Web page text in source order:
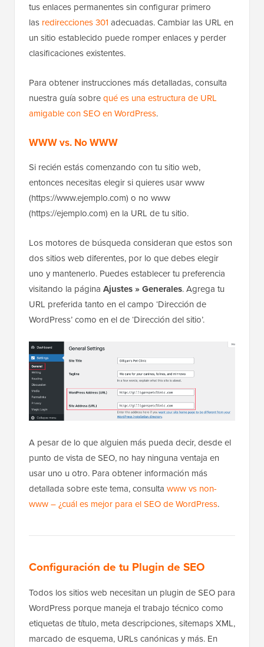
tus enlaces permanentes sin configurar primero
las redirecciones 301 adecuadas. Cambiar las URL en
un sitio establecido puede romper enlaces y perder
clasificaciones existentes.
Para obtener instrucciones más detalladas, consulta
nuestra guía sobrequé es una estructura de URL
amigable con SEO en WordPress.
WWW vs. No WWW
Si recién estás comenzando con tu sitio web,
entonces necesitas elegir si quieres usar www
(https://www.ejemplo.com) o no www
(https://ejemplo.com) en la URL de tu sitio.
Los motores de búsqueda consideran que estos son
dos sitios web diferentes, por lo que debes elegir
uno y mantenerlo. Puedes establecer tu preferencia
visitando la página Ajustes » Generales. Agrega tu
URL preferida tanto en el campo ‘Dirección de
WordPress’ como en el de ‘Dirección del sitio’.
A pesar de lo que alguien más pueda decir, desde el
punto de vista de SEO, no hay ninguna ventaja en
usar uno u otro. Para obtener información más
detallada sobre este tema, consulta www vs non-
www – ¿cuál es mejor para el SEO de WordPress.
Configuración de tu Plugin de SEO
Todos los sitios web necesitan un plugin de SEO para
WordPress porque maneja el trabajo técnico como
etiquetas de título, meta descripciones, sitemaps XML,
marcado de esquema, URLs canónicas y más. En